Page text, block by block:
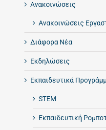
Ανακοινώσεις
Ανακοινώσεις
Διάφορα Νέα
Εκδηλώσεις
Εκπαιδευτικά
STEM
Εκπαιδευτική